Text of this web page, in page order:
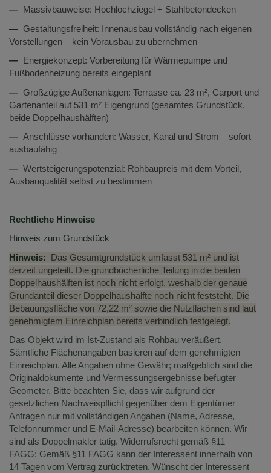
— Massivbauweise: Hochlochziegel + Stahlbetondecken
— Gestaltungsfreiheit: Innenausbau vollständig nach eigenen
Vorstellungen – kein Vorausbau zu übernehmen
— Energiekonzept: Vorbereitung für Wärmepumpe und
Fußbodenheizung bereits eingeplant
— Großzügige Außenanlagen: Terrasse ca. 23 m², Carport und
Gartenanteil auf 531 m² Eigengrund (gesamtes Grundstück,
beide Doppelhaushälften)
— Anschlüsse vorhanden: Wasser, Kanal und Strom – sofort
ausbaufähig
— Wertsteigerungspotenzial: Rohbaupreis mit dem Vorteil,
Ausbauqualität selbst zu bestimmen
Rechtliche Hinweise
Hinweis zum Grundstück
Hinweis: Das Gesamtgrundstück umfasst 531 m² und ist
derzeit ungeteilt. Die grundbücherliche Teilung in die beiden
Doppelhaushälften ist noch nicht erfolgt, weshalb der genaue
Grundanteil dieser Doppelhaushälfte noch nicht feststeht. Die
Bebauungsfläche von 72,22 m² sowie die Nutzflächen sind laut
genehmigtem Einreichplan bereits verbindlich festgelegt.
Das Objekt wird im Ist-Zustand als Rohbau veräußert.
Sämtliche Flächenangaben basieren auf dem genehmigten
Einreichplan. Alle Angaben ohne Gewähr; maßgeblich sind die
Originaldokumente und Vermessungsergebnisse befugter
Geometer. Bitte beachten Sie, dass wir aufgrund der
gesetzlichen Nachweispflicht gegenüber dem Eigentümer
Anfragen nur mit vollständigen Angaben (Name, Adresse,
Telefonnummer und E-Mail-Adresse) bearbeiten können. Wir
sind als Doppelmakler tätig. Widerrufsrecht gemäß §11
FAGG: Gemäß §11 FAGG kann der Interessent innerhalb von
14 Tagen vom Vertrag zurücktreten. Wünscht der Interessent